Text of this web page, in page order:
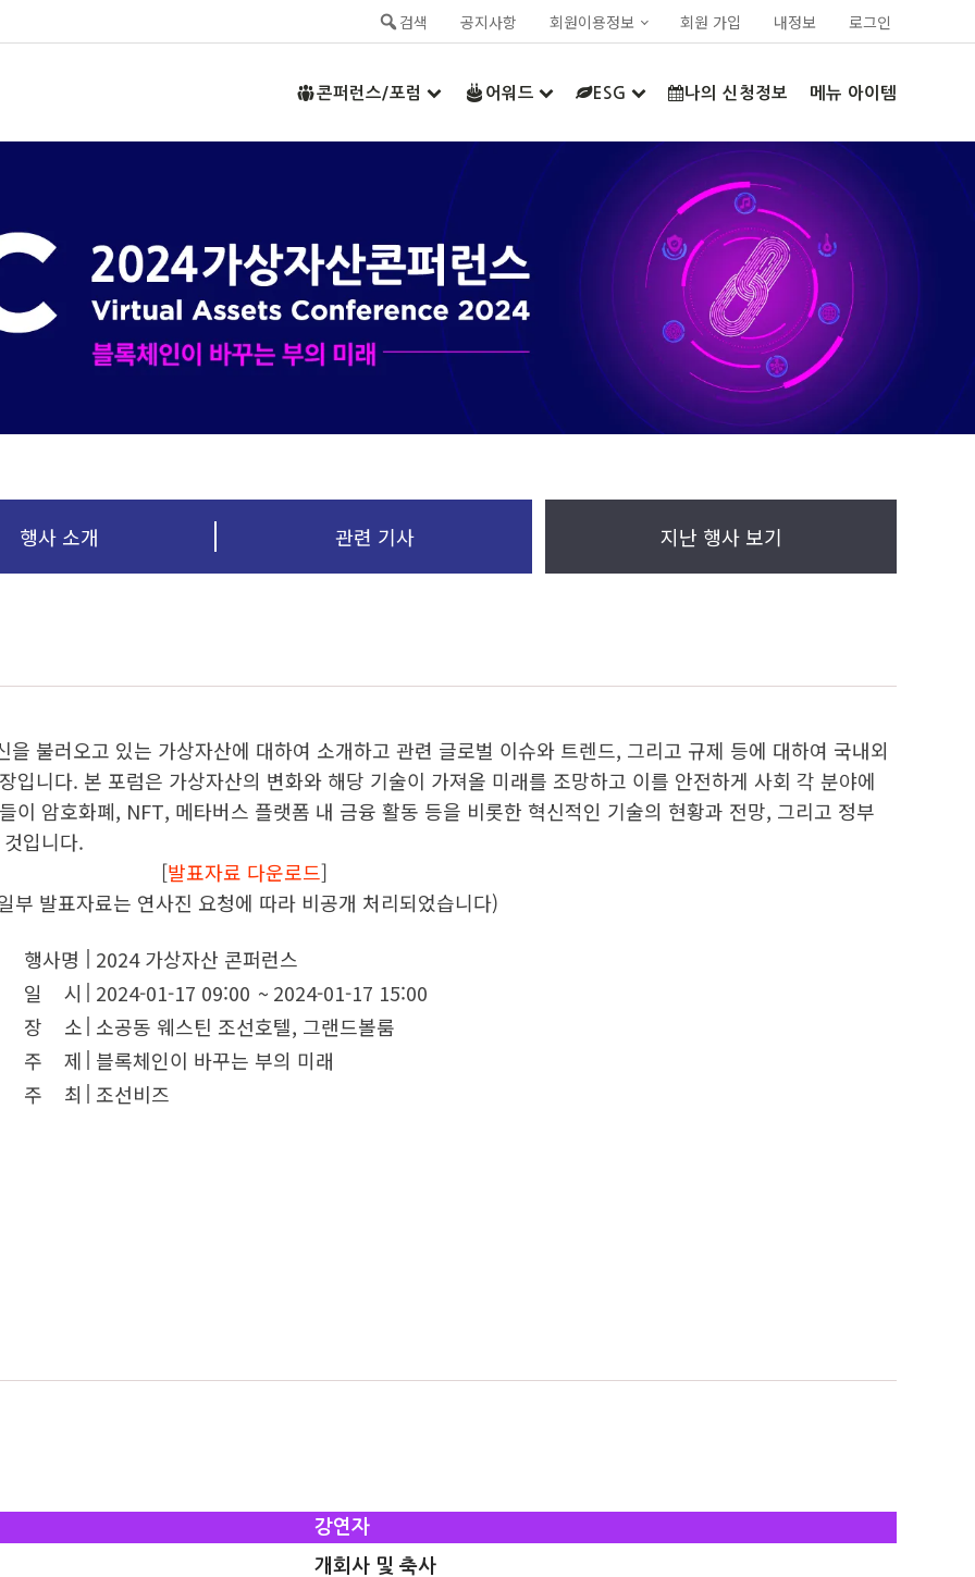
검색 공지사항 회원이용정보 회원 가입 내정보 로그인
콘퍼런스/포럼 어워드 ESG 나의 신청정보 메뉴 아이템
행사 소개 관련 기사 지난 행사 보기
불러오고 있는 가상자산에 대하여 소개하고 관련 글로벌 이슈와 트렌드, 그리고 규제 등에 대하여 국내외
입니다. 본 포럼은 가상자산의 변화와 해당 기술이 가져올 미래를 조망하고 이를 안전하게 사회 각 분야에
이 암호화폐, NFT, 메타버스 플랫폼 내 금융 활동 등을 비롯한 혁신적인 기술의 현황과 전망, 그리고 정부
입니다.
[발표자료 다운로드]
부 발표자료는 연사진 요청에 따라 비공개 처리되었습니다)
행사명
2024 가상자산 콘퍼런스
일 시
2024-01-17 09:00 ~ 2024-01-17 15:00
장 소 소공동 웨스틴 조선호텔, 그랜드볼룸
주 제 블록체인이 바꾸는 부의 미래
주 최
조선비즈
강연자
개회사 및 축사